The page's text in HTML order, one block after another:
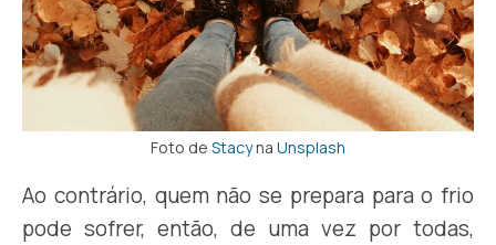
Foto de Stacyna Unsplash
Ao contrário, quem não se prepara para o frio
pode sofrer, então, de uma vez por todas,